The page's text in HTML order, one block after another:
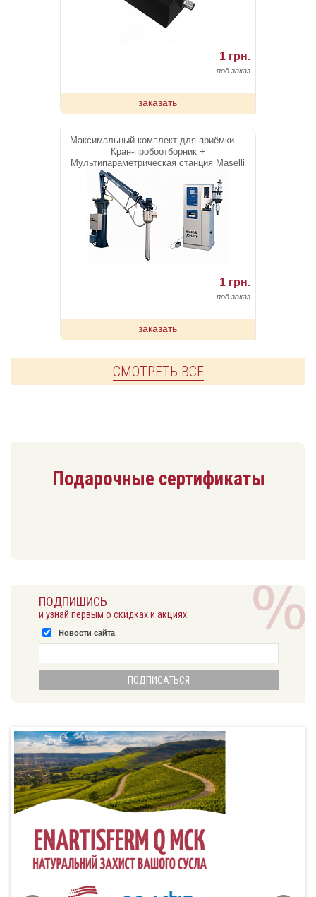
1 грн.
под заказ
заказать
Максимальный комплект для приёмки —
Кран-пробоотборник +
Мультипараметрическая станция Maselli
1 грн.
под заказ
заказать
СМОТРЕТЬ ВСЕ
Подарочные сертификаты
ПОДПИШИСЬ
и узнай первым о скидках и акциях
Новости сайта